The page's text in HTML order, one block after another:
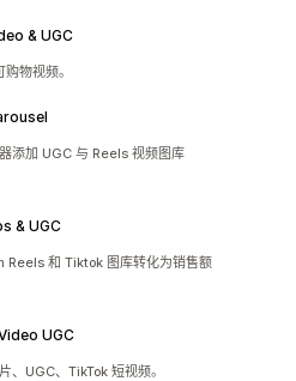
& UGC
物视频。
添加 UGC 与 Reels 视频图库
& UGC
Reels 和 Tiktok 图库转化为销售额
UGC
、UGC、TikTok 短视频。